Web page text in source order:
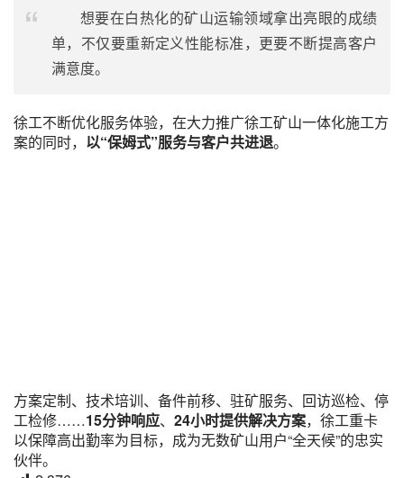
想要在白热化的矿山运输领域拿出亮眼的成绩
单，不仅要重新定义性能标准，更要不断提高客户
满意度。
徐工不断优化服务体验，在大力推广徐工矿山一体化施工方
案的同时， 以“保姆式”服务与客户共进退。
方案定制、技术培训、备件前移、驻矿服务、回访巡检、停
工检修……15分钟响应、 24小时提供解决方案，徐工重卡
以保障高出勤率为目标，成为无数矿山用户“全天候”的忠实
伙伴。